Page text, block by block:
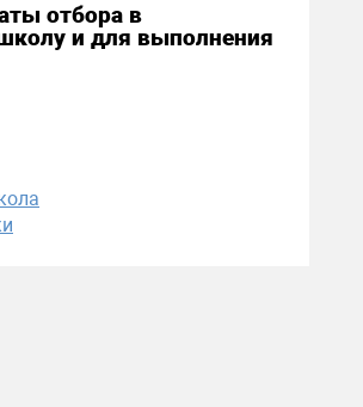
отбора в
и для выполнения